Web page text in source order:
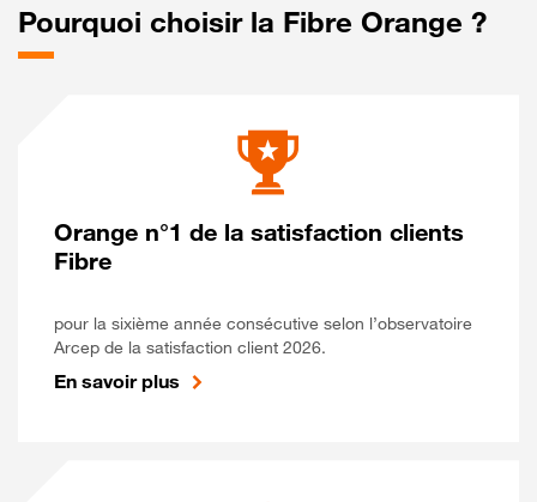
Pourquoi choisir la Fibre Orange ?
Orange n°1 de la satisfaction clients
Fibre
pour la sixième année consécutive selon l’observatoire
Arcep de la satisfaction client 2026.
En savoir plus